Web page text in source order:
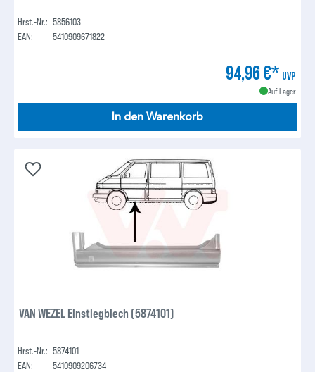
Hrst.-Nr.: 5856103
EAN:
5410909671822
94,96 €* UVP
Auf Lager
In den Warenkorb
VAN WEZEL Einstiegblech (5874101)
Hrst.-Nr.: 5874101
EAN:
5410909206734